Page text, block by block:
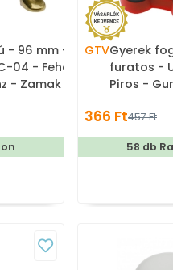
- 96 mm -
04 - Fehér
- Zamak
GTVGyerek
furatos -
Piros -
366 Ft457 Ft
58 db